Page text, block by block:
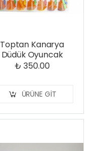
Toptan Kanarya
Düdük Oyuncak
₺ 350.00
ÜRÜNE GIT